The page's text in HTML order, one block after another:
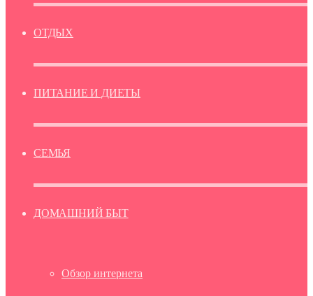
ОТДЫХ
ПИТАНИЕ И ДИЕТЫ
СЕМЬЯ
ДОМАШНИЙ БЫТ
Обзор интернета